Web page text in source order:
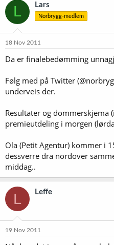
L Lars
Norbrygg-medlem
18 Nov 2011
Da er finalebedømming
Følg med på Twitter
underveis der.
Resultater og dommerskjema
premieutdeling i morgen
Ola (Petit Agentur) kommer i
dessverre dra nordover
middag..
L Leffe
19 Nov 2011